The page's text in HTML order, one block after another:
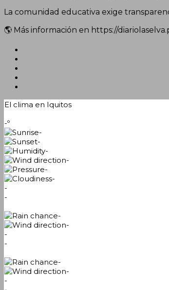
La comunidad educativa exige
🌎 Más información en https://
El clima en Iquitos
-º
-
-
-
-
-
-
-
-
-
-
-
-
-
-
-